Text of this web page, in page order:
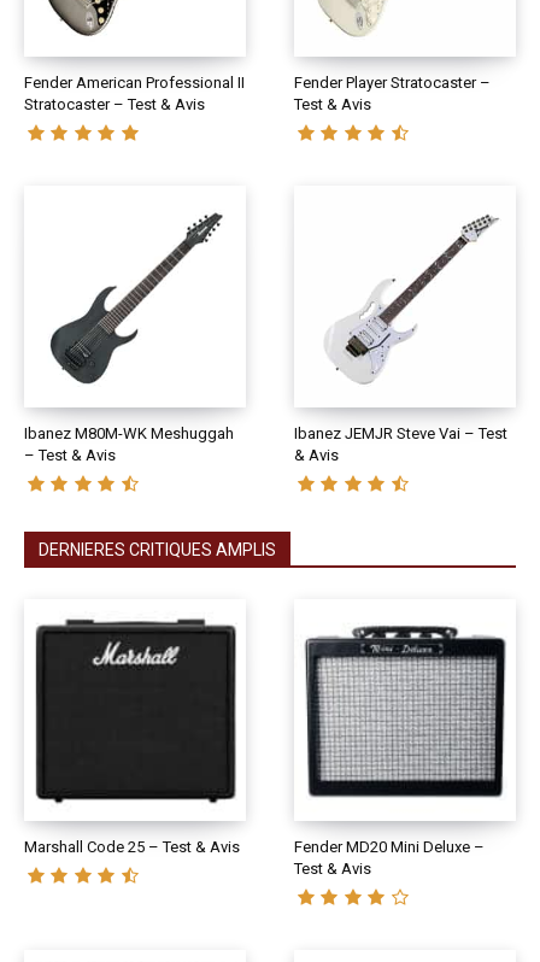
Fender American Professional II
Stratocaster – Test & Avis
Fender Player Stratocaster –
Test & Avis
Ibanez M80M-WK Meshuggah
– Test & Avis
Ibanez JEMJR Steve Vai – Test
& Avis
DERNIERES CRITIQUES AMPLIS
Marshall Code 25 – Test & Avis
Fender MD20 Mini Deluxe –
Test & Avis